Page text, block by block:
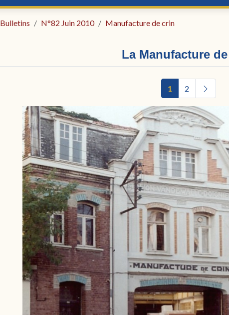
Bulletins N°82 Juin 2010 Manufacture de crin
La Manufacture
1 2